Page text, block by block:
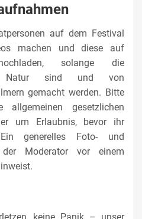
auf dem Festival
machen und diese auf
solange die
Natur sind und von
gemacht werden. Bitte
gesetzlichen
um Erlaubnis, bevor ihr
generelles Foto- und
Moderator vor einem